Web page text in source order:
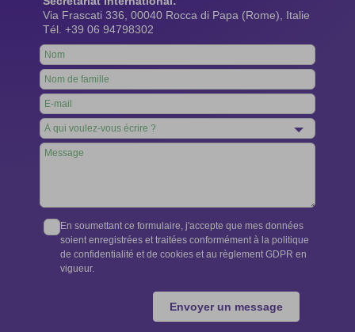
Via Frascati 336, 00040 Rocca di Papa (Rome), Italie
Tél. +39 06 94798302
Leave
this
field
blank
En soumettant ce formulaire, j'accepte que mes données
soient enregistrées et traitées conformément à la politique
de confidentialité et de cookies et au règlement GDPR en
vigueur.
Envoyer un message